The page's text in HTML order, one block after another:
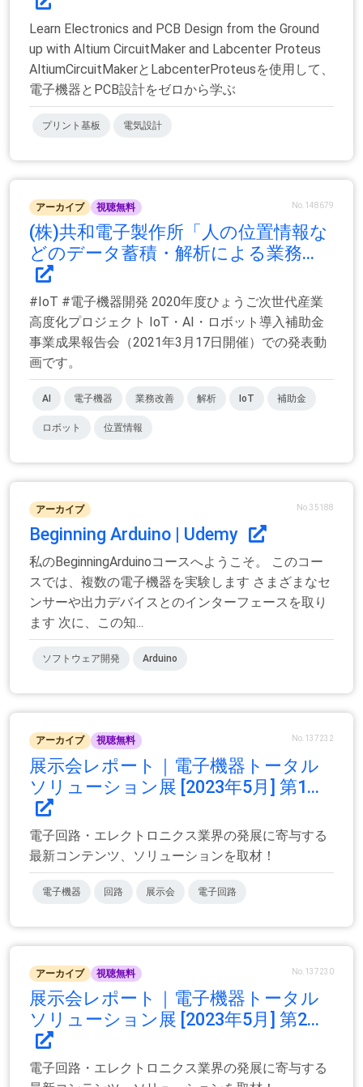
Learn Electronics and PCB Design from the Ground
up with Altium CircuitMaker and Labcenter Proteus
AltiumCircuitMakerとLabcenterProteusを使用して、
電子機器とPCB設計をゼロから学ぶ
プリント基板 電気設計
アーカイブ 視聴無料 No.148679
(株)共和電子製作所「人の位置情報な
どのデータ蓄積・解析による業務...
#IoT #電子機器開発 2020年度ひょうご次世代産業
高度化プロジェクト IoT・AI・ロボット導入補助金
事業成果報告会（2021年3月17日開催）での発表動
画です。
AI 電子機器 業務改善 解析 IoT 補助金
ロボット 位置情報
アーカイブ No.35188
Beginning Arduino | Udemy
私のBeginningArduinoコースへようこそ。 このコー
スでは、複数の電子機器を実験します さまざまなセ
ンサーや出力デバイスとのインターフェースを取り
ます 次に、この知...
ソフトウェア開発 Arduino
アーカイブ 視聴無料 No.137232
展示会レポート｜電子機器トータル
ソリューション展 [2023年5月] 第1...
電子回路・エレクトロニクス業界の発展に寄与する
最新コンテンツ、ソリューションを取材！
電子機器 回路 展示会 電子回路
アーカイブ 視聴無料 No.137230
展示会レポート｜電子機器トータル
ソリューション展 [2023年5月] 第2...
電子回路・エレクトロニクス業界の発展に寄与する